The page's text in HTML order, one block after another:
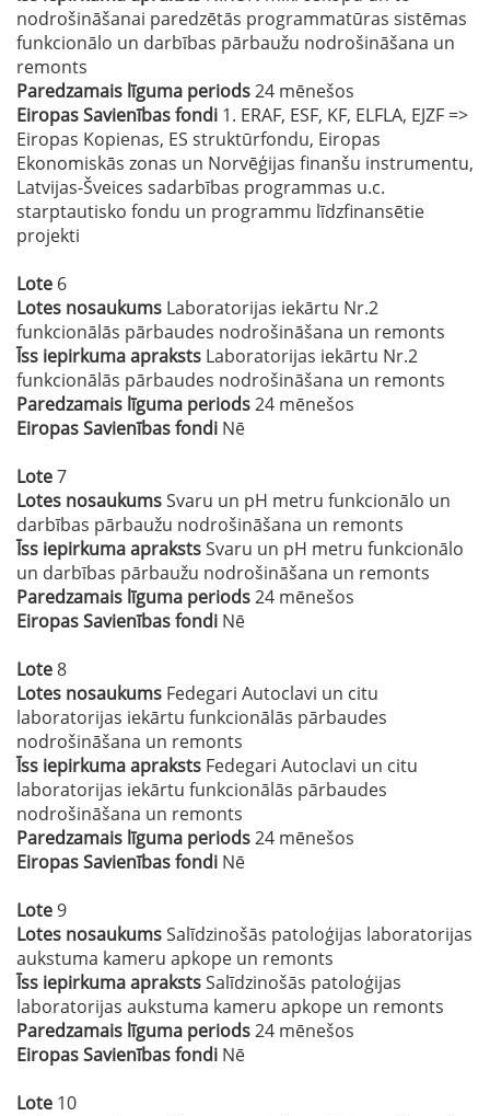
nodrošināšanai paredzētās programmatūras sistēmas
funkcionālo un darbības pārbaužu nodrošināšana un
remonts
Paredzamais līguma periods24 mēnešos
Eiropas Savienības fondi 1. ERAF, ESF, KF, ELFLA, EJZF =>
Eiropas Kopienas, ES struktūrfondu, Eiropas
Ekonomiskās zonas un Norvēģijas finanšu instrumentu,
Latvijas-Šveices sadarbības programmas u.c.
starptautisko fondu un programmu līdzfinansētie
projekti
Lote 6
Lotes nosaukums Laboratorijas iekārtu Nr.2
funkcionālās pārbaudes nodrošināšana un remonts
Īss iepirkuma apraksts Laboratorijas iekārtu Nr.2
funkcionālās pārbaudes nodrošināšana un remonts
Paredzamais līguma periods24 mēnešos
Eiropas Savienības fondi Nē
Lote7
Lotes nosaukumsSvaru un pH metru funkcionālo un
darbības pārbaužu nodrošināšana un remonts
Īss iepirkuma aprakstsSvaru un pH metru funkcionālo
un darbības pārbaužu nodrošināšana un remonts
Paredzamais līguma periods24 mēnešos
Eiropas Savienības fondi Nē
Lote8
Lotes nosaukums Fedegari Autoclavi un citu
laboratorijas iekārtu funkcionālās pārbaudes
nodrošināšana un remonts
Īss iepirkuma apraksts Fedegari Autoclavi un citu
laboratorijas iekārtu funkcionālās pārbaudes
nodrošināšana un remonts
Paredzamais līguma periods24 mēnešos
Eiropas Savienības fondi Nē
Lote9
Lotes nosaukumsSalīdzinošās patoloģijas laboratorijas
aukstuma kameru apkope un remonts
Īss iepirkuma aprakstsSalīdzinošās patoloģijas
laboratorijas aukstuma kameru apkope un remonts
Paredzamais līguma periods24 mēnešos
Eiropas Savienības fondi Nē
Lote 10